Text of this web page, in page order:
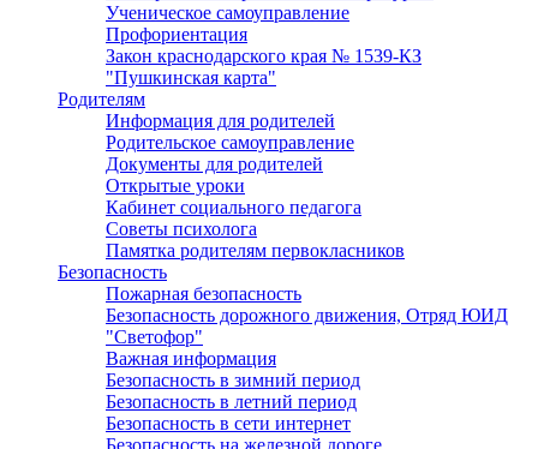
Ученическое самоуправление
Профориентация
Закон краснодарского края № 1539-КЗ
"Пушкинская карта"
Родителям
Информация для родителей
Родительское самоуправление
Документы для родителей
Открытые уроки
Кабинет социального педагога
Советы психолога
Памятка родителям первокласников
Безопасность
Пожарная безопасность
Безопасность дорожного движения, Отряд ЮИД
"Светофор"
Важная информация
Безопасность в зимний период
Безопасность в летний период
Безопасность в сети интернет
Безопасность на железной дороге